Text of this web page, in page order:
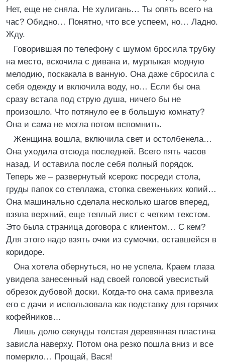
Нет, еще не сняла. Не хулигань… Ты опять всего на
час? Обидно… Понятно, что все успеем, но… Ладно.
Жду.
Говорившая по телефону с шумом бросила трубку
на место, вскочила с дивана и, мурлыкая модную
мелодию, поскакала в ванную. Она даже сбросила с
себя одежду и включила воду, но… Если бы она
сразу встала под струю душа, ничего бы не
произошло. Что потянуло ее в большую комнату?
Она и сама не могла потом вспомнить.
Женщина вошла, включила свет и остолбенела…
Она уходила отсюда последней. Всего пять часов
назад. И оставила после себя полный порядок.
Теперь же – развернутый ксерокс посреди стола,
груды папок со стеллажа, стопка свеженьких копий…
Она машинально сделала несколько шагов вперед,
взяла верхний, еще теплый лист с четким текстом.
Это была страница договора с клиентом… С кем?
Для этого надо взять очки из сумочки, оставшейся в
коридоре.
Она хотела обернуться, но не успела. Краем глаза
увидела занесенный над своей головой увесистый
обрезок дубовой доски. Когда-то она сама привезла
его с дачи и использовала как подставку для горячих
кофейников…
Лишь долю секунды толстая деревянная пластина
зависла наверху. Потом она резко пошла вниз и все
померкло… Прощай, Вася!